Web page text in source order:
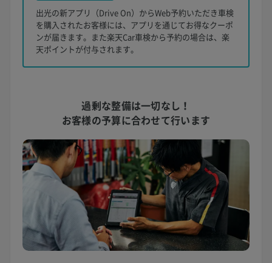
出光の新アプリ（Drive On）からWeb予約いただき車検
を購入されたお客様には、アプリを通じてお得なクーポ
ンが届きます。また楽天Car車検から予約の場合は、楽
天ポイントが付与されます。
過剰な整備は一切なし！
お客様の予算に合わせて行います